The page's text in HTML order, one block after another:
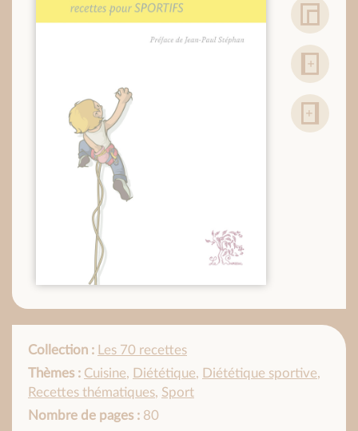
Collection : Les 70 recettes
Thèmes : Cuisine, Diététique, Diététique sportive,
Recettes thématiques, Sport
Nombre de pages : 80